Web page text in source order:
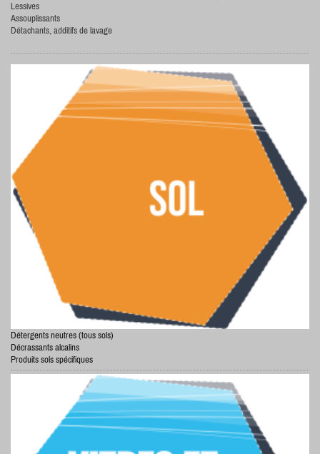
Lessives
Assouplissants
Détachants, additifs de lavage
Détergents neutres (tous sols)
Décrassants alcalins
Produits sols spécifiques